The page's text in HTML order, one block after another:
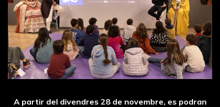
A partir del divendres 28 de novembre, es podran